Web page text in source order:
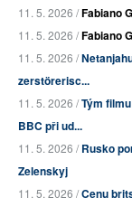
11. 5. 2026 /Fabiano
11. 5. 2026 /Fabiano
11. 5. 2026 /
zerstörerisc...
11. 5. 2026 /Tým
BBC při ud...
11. 5. 2026 /Rusko
Zelenskyj
11. 5. 2026 /Cenu